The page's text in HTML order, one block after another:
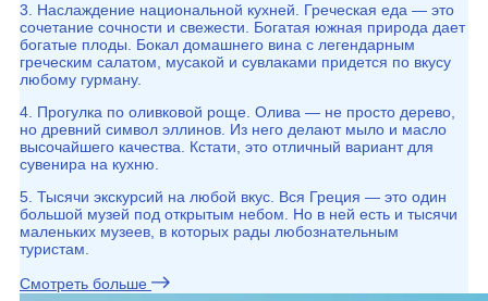
3. Наслаждение национальной кухней. Греческая еда — это
сочетание сочности и свежести. Богатая южная природа дает
богатые плоды. Бокал домашнего вина с легендарным
греческим салатом, мусакой и сувлаками придется по вкусу
любому гурману.
4. Прогулка по оливковой роще. Олива — не просто дерево,
но древний символ эллинов. Из него делают мыло и масло
высочайшего качества. Кстати, это отличный вариант для
сувенира на кухню.
5. Тысячи экскурсий на любой вкус. Вся Греция — это один
большой музей под открытым небом. Но в ней есть и тысячи
маленьких музеев, в которых рады любознательным
туристам.
Смотреть больше